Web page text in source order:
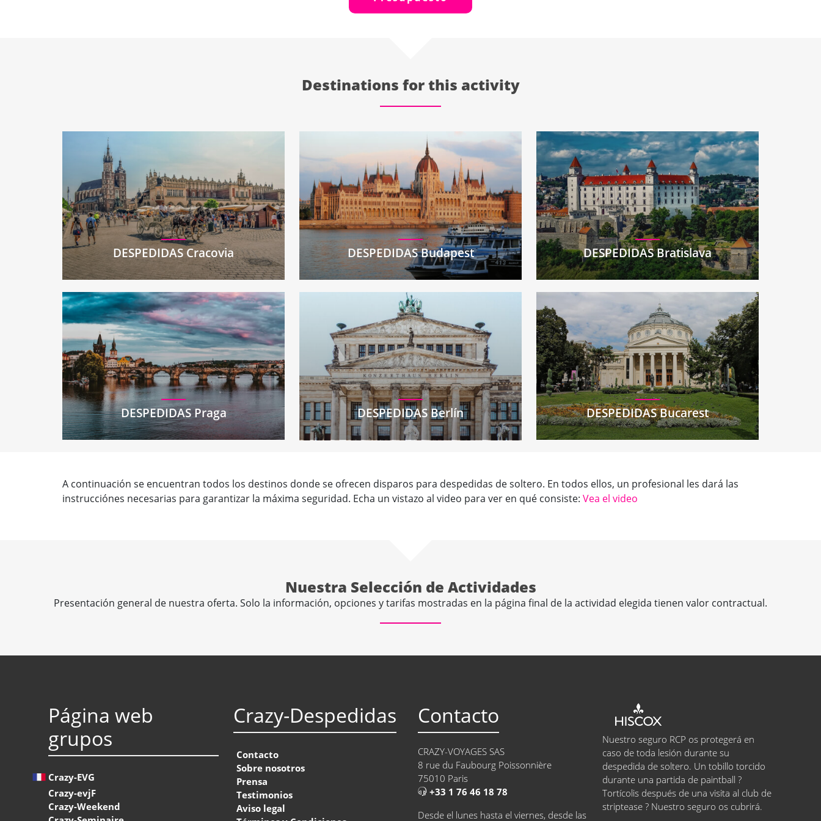
Destinations for this activity
DESPEDIDAS Cracovia DESPEDIDAS Budapest DESPEDIDAS Bratislava
DESPEDIDAS Praga DESPEDIDAS Berlín DESPEDIDAS Bucarest
A continuación se encuentran todos los destinos donde se ofrecen disparos para despedidas de soltero. En todos ellos, un profesional les dará las
instrucciónes necesarias para garantizar la máxima seguridad. Echa un vistazo al video para ver en qué consiste: Vea el video
Nuestra Selección de Actividades
Presentación general de nuestra oferta. Solo la información, opciones y tarifas mostradas en la página final de la actividad elegida tienen valor contractual.
Página web
grupos
Crazy-EVG
Crazy-evjF
Crazy-Weekend
Crazy-Despedidas
Contacto
Sobre nosotros
Prensa
Testimonios
Aviso legal
Contacto
CRAZY-VOYAGES SAS
8 rue du Faubourg Poissonnière
75010 Paris
+33 1 76 46 18 78
Desde el lunes hasta el viernes, desde las
Nuestro seguro RCP os protegerá en
caso de toda lesión durante su
despedida de soltero. Un tobillo torcido
durante una partida de paintball ?
Tortícolis después de una visita al club de
striptease ? Nuestro seguro os cubrirá.